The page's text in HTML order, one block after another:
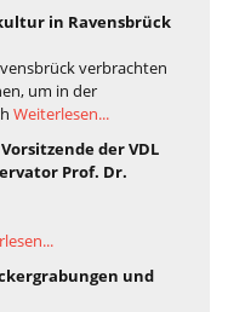
in Ravensbrück
verbrachten
um in der
Weiterlesen...
der VDL
Prof. Dr.
und